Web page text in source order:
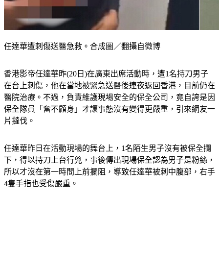
任達華遭刺傷送醫急救。合成圖／翻攝自微博
香港影帝任達華昨(20日)在廣東出席活動時，遭1名持刀男子
在台上刺傷，他在當地被緊急送醫後連夜返回香港，目前仍在
醫院治療。不過，負責維護現場安全的保全公司，竟自誇是因
保全隊員「奮不顧身」才讓事態沒有變得更嚴重，引來網友一
片撻伐。
任達華昨日在活動現場的舞台上，1名陌生男子沒有被保全攔
下，得以持刀上台行兇，事後傳出現場保全認為男子是粉絲，
所以才沒在第一時間上前攔阻，導致任達華被刺中腹部，右手
4隻手指也受傷嚴重。